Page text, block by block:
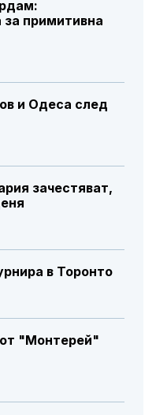
примитивна
и Одеса след
зачестяват,
в Торонто
"Монтерей"